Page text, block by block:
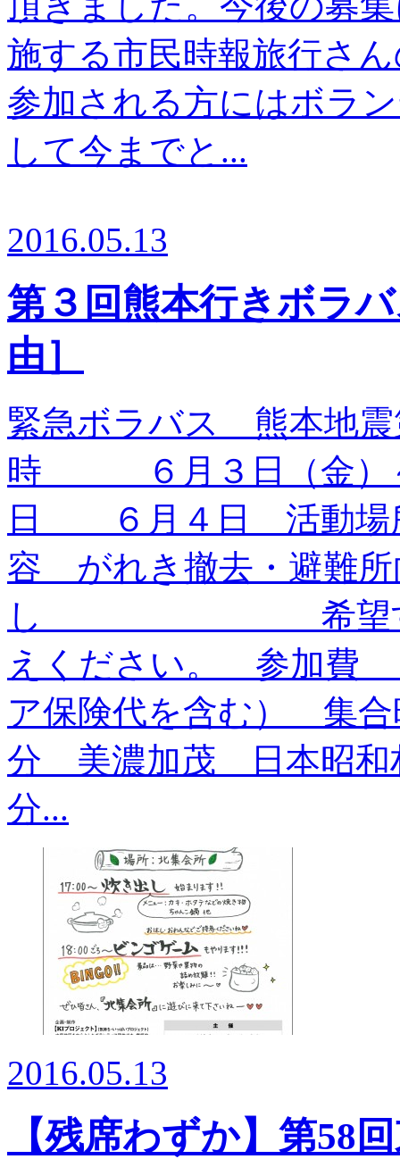
施する市民時報旅行さ
参加される方にはボラ
して今までと...
2016.05.13
第３回熊本行きボラ
由］
緊急ボラバス 熊本地
時 ６月３日（金）
日 ６月４日 活動場
容 がれき撤去・避難所
し 希望する活
えください。 参加費
ア保険代を含む） 集
分 美濃加茂 日
分...
2016.05.13
【残席わずか】第58